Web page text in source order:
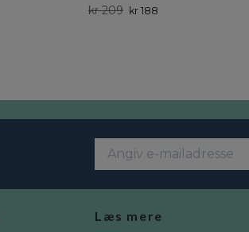
kr 209 kr 188
Læs mere